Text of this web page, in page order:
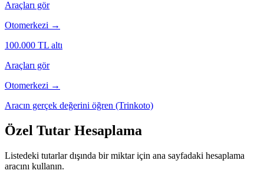
Araçları gör
Otomerkezi →
100.000 TL altı
Araçları gör
Otomerkezi →
Aracın gerçek değerini öğren (Trinkoto)
Özel Tutar Hesaplama
Listedeki tutarlar dışında bir miktar için ana sayfadaki hesaplama
aracını kullanın.